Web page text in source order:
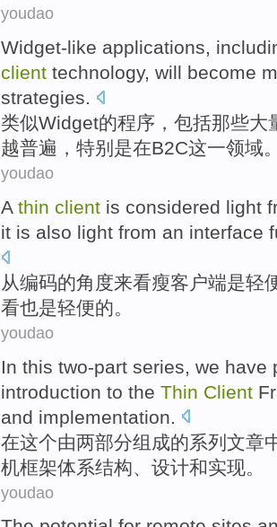
youdao
Widget-like applications,
client technology, will become
strategies.
类似Widget的程序 ， 包括那些大
越普遍 ， 特别是在B2C这一领域
youdao
A thin client is considered light
it is also light from an interface
从编码的角度来看瘦客户端是轻
看也是轻便的。
youdao
In this two-part series we have
introduction to the Thin Client
and implementation
在这个由两部分组成的系列文章
机框架体系结构 设计和实现。
youdao